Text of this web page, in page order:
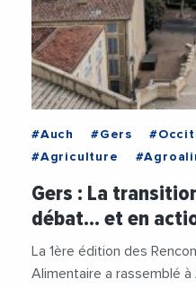
#Auch #Gers
#Agriculture
#GersDeveloppement
#RegionOccitanie1
Gers : La
débat... et en
La 1ère édition des
Alimentaire a rassemblé